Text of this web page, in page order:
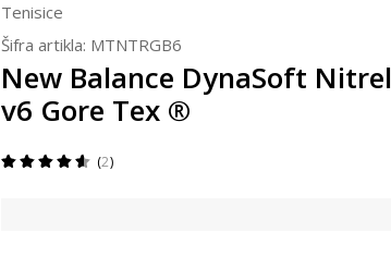
Tenisice
Šifra artikla: MTNTRGB6
New Balance DynaSoft Nitrel
v6 Gore Tex ®
2